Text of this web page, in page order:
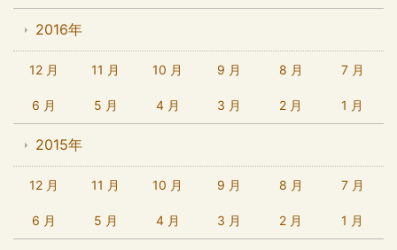
2016年
12 月 11 月 10 月 9 月 8 月 7 月
6 月 5 月 4 月 3 月 2 月 1 月
2015年
12 月 11 月 10 月 9 月 8 月 7 月
6 月 5 月 4 月 3 月 2 月 1 月